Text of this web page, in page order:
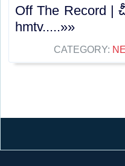
Off The Record
hmtv.....»»
CATEGORY: